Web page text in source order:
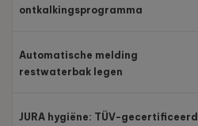
ontkalkingsprogramma
Automatische melding
restwaterbak legen
JURA hygiëne: TÜV-gecertificeerd